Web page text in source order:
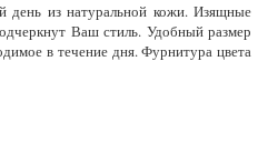
из натуральной кожи. Изящные
Ваш стиль. Удобный размер
в течение дня. Фурнитура цвета